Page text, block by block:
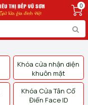
0
Khóa cửa nhận diện
khuôn mặt
Khóa Cửa Tân Cổ
Điển Face ID